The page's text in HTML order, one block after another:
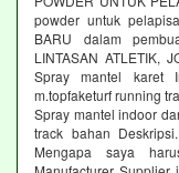
powder untuk
BARU dalam
LINTASAN ATLETIK,
Spray mantel karet
m.topfaketurf running
Spray mantel indoor
track bahan
Mengapa saya